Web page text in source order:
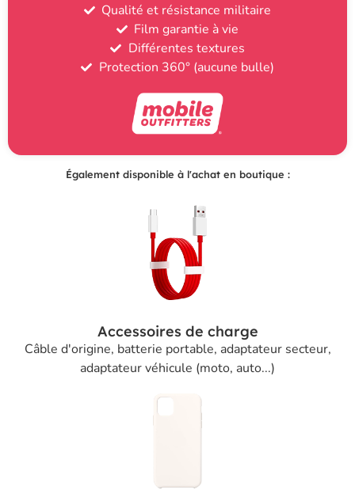
Qualité et résistance militaire
Film garantie à vie
Différentes textures
Protection 360° (aucune bulle)
Également disponible à l'achat en boutique :
Accessoires de charge
Câble d'origine, batterie portable, adaptateur secteur,
adaptateur véhicule (moto, auto...)